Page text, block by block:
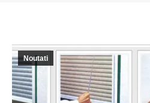
Noutati